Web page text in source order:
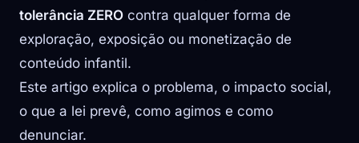
tolerância ZERO contra qualquer forma de
exploração, exposição ou monetização de
conteúdo infantil.
Este artigo explica o problema, o impacto social,
o que a lei prevê, como agimos e como
denunciar.